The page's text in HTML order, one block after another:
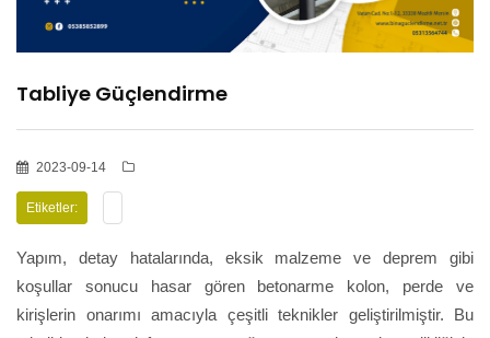
OSMANİYE
İZOLASYON
BLOG
Tabliye Güçlendirme
2023-09-14
Etiketler:
Yapım, detay hatalarında, eksik malzeme ve deprem gibi
koşullar sonucu hasar gören betonarme kolon, perde ve
kirişlerin onarımı amacıyla çeşitli teknikler geliştirilmiştir. Bu